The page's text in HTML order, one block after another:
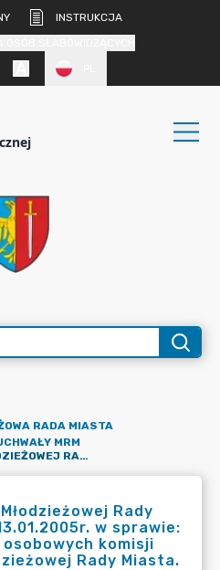
INSTRUKCJA
RADA MIASTA
MRM
UCHWAŁA NR 4/II/05 MŁODZIEŻOWEJ RADY MIASTA ŻORY Z DNIA 13.01.2005R. W SPRAWIE: OKREŚLENIA SKŁADÓW OSOBOWYCH KOMISJI PROBLEMOWYCH MŁODZIEŻOWEJ RADY MIASTA.
Rady
w sprawie:
komisji
Rady Miasta.